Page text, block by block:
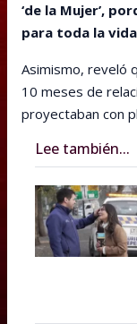
‘de la Mujer’,
para toda la vida
Asimismo, reveló
10 meses de
proyectaban con
Lee también...